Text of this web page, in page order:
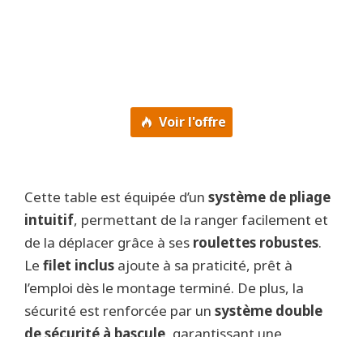
Voir l'offre
Cette table est équipée d’un système de pliage
intuitif, permettant de la ranger facilement et
de la déplacer grâce à ses roulettes robustes.
Le filet inclus ajoute à sa praticité, prêt à
l’emploi dès le montage terminé. De plus, la
sécurité est renforcée par un système double